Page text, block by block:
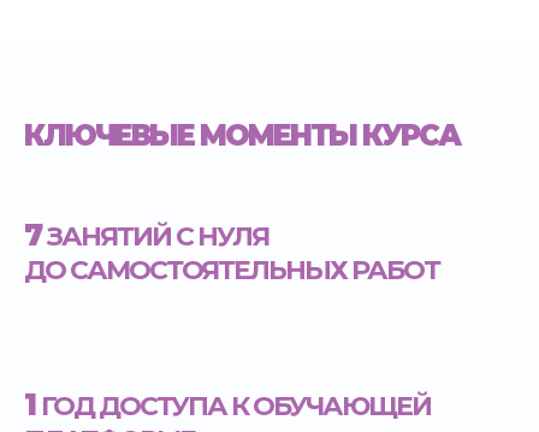
КЛЮЧЕВЫЕ МОМЕНТЫ КУРСА
7ЗАНЯТИЙ С НУЛЯ
ДО САМОСТОЯТЕЛЬНЫХ РАБОТ
1 ГОД ДОСТУПА К ОБУЧАЮЩЕЙ